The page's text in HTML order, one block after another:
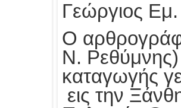
Γεώργιος
Ο
Ν. Ρεθύμνης)
καταγωγής
εις την